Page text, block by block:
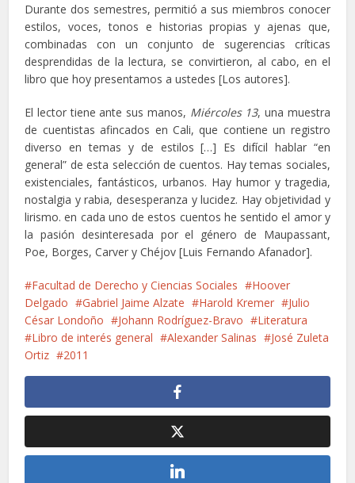
Durante dos semestres, permitió a sus miembros conocer
estilos, voces, tonos e historias propias y ajenas que,
combinadas con un conjunto de sugerencias críticas
desprendidas de la lectura, se convirtieron, al cabo, en el
libro que hoy presentamos a ustedes [Los autores].
El lector tiene ante sus manos, Miércoles 13, una muestra
de cuentistas afincados en Cali, que contiene un registro
diverso en temas y de estilos […] Es difícil hablar “en
general” de esta selección de cuentos. Hay temas sociales,
existenciales, fantásticos, urbanos. Hay humor y tragedia,
nostalgia y rabia, desesperanza y lucidez. Hay objetividad y
lirismo. en cada uno de estos cuentos he sentido el amor y
la pasión desinteresada por el género de Maupassant,
Poe, Borges, Carver y Chéjov [Luis Fernando Afanador].
Facultad de Derecho y Ciencias Sociales
Hoover
Delgado
Gabriel Jaime Alzate Harold Kremer
Julio
César Londoño
Johann Rodríguez-Bravo
Literatura
Libro de interés general
Alexander Salinas
José Zuleta
Ortiz
2011